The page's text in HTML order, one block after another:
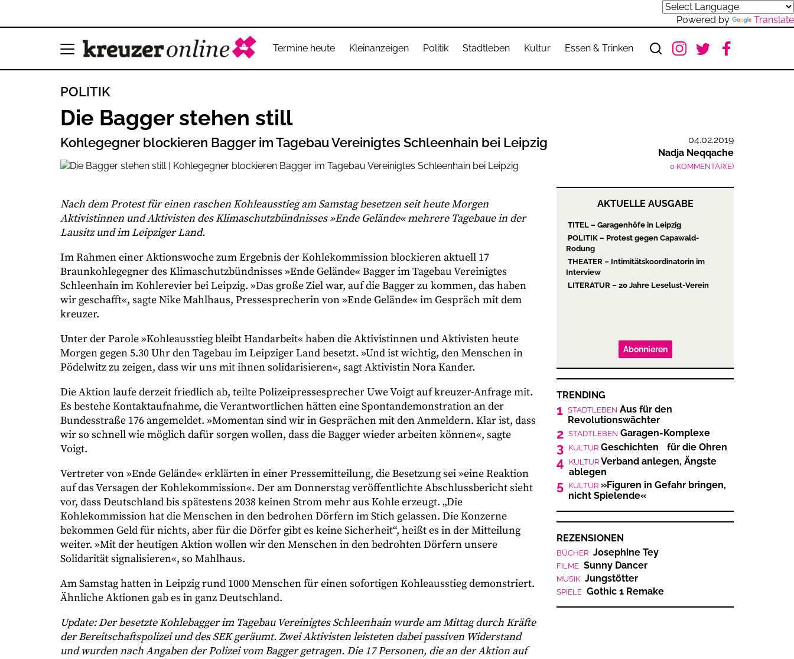
Powered by Translate
Termine heute Kleinanzeigen Politik Stadtleben Kultur Essen & Trinken
POLITIK
Die Bagger stehen still
Kohlegegner blockieren Bagger im Tagebau Vereinigtes Schleenhain bei Leipzig
04.02.2019
Nadja Neqqache
0 KOMMENTAR(E)
Nach dem Protest für einen raschen Kohleausstieg am Samstag besetzen seit heute Morgen
Aktivistinnen und Aktivisten des Klimaschutzbündnisses »Ende Gelände« mehrere Tagebaue in der
Lausitz und im Leipziger Land.
Im Rahmen einer Aktionswoche zum Ergebnis der Kohlekommission blockieren aktuell 17
Braunkohlegegner des Klimaschutzbündnisses »Ende Gelände« Bagger im Tagebau Vereinigtes
Schleenhain im Kohlerevier bei Leipzig. »Das große Ziel war, auf die Bagger zu kommen, das haben
wir geschafft«, sagte Nike Mahlhaus, Pressesprecherin von »Ende Gelände« im Gespräch mit dem
kreuzer.
Unter der Parole »Kohleausstieg bleibt Handarbeit« haben die Aktivistinnen und Aktivisten heute
Morgen gegen 5.30 Uhr den Tagebau im Leipziger Land besetzt. »Und ist wichtig, den Menschen in
Pödelwitz zu zeigen, dass wir uns mit ihnen solidarisieren«, sagt Aktivistin Nora Kander.
Die Aktion laufe derzeit friedlich ab, teilte Polizeipressesprecher Uwe Voigt auf kreuzer-Anfrage mit.
Es bestehe Kontaktaufnahme, die Verantwortlichen hätten eine Spontandemonstration an der
Bundesstraße 176 angemeldet. »Momentan sind wir in Gesprächen mit den Anmeldern. Klar ist, dass
wir so schnell wie möglich dafür sorgen wollen, dass die Bagger wieder arbeiten können«, sagte
Voigt.
Vertreter von »Ende Gelände« erklärten in einer Pressemitteilung, die Besetzung sei »eine Reaktion
auf das Versagen der Kohlekommission«. Der am Donnerstag veröffentlichte Abschlussbericht sieht
vor, dass Deutschland bis spätestens 2038 keinen Strom mehr aus Kohle erzeugt. „Die
Kohlekommission hat die Menschen in den bedrohen Dörfern im Stich gelassen. Die Konzerne
bekommen Geld für nichts, aber für die Dörfer gibt es keine Sicherheit“, heißt es in der Mitteilung
weiter. »Mit der heutigen Aktion wollen wir den Menschen in den bedrohten Dörfern unsere
Solidarität signalisieren«, so Mahlhaus.
Am Samstag hatten in Leipzig rund 1000 Menschen für einen sofortigen Kohleausstieg demonstriert.
Ähnliche Aktionen gab es in ganz Deutschland.
Update: Der besetzte Kohlebagger im Tagebau Vereinigtes Schleenhain wurde am Mittag durch Kräfte
der Bereitschaftspolizei und des SEK geräumt. Zwei Aktivisten leisteten dabei passiven Widerstand
und wurden nach Angaben der Polizei vom Bagger getragen. Die 17 Personen, die an der Aktion auf
AKTUELLE AUSGABE
TITEL – Garagenhöfe in Leipzig
POLITIK – Protest gegen Capawald-
Rodung
THEATER – Intimitätskoordinatorin im
Interview
LITERATUR – 20 Jahre Leselust-Verein
Abonnieren
TRENDING
1 STADTLEBEN Aus für den
Revolutionswächter
2 STADTLEBEN Garagen-Komplexe
3 KULTUR Geschichten für die Ohren
4 KULTUR Verband anlegen, Ängste
ablegen
5 KULTUR »Figuren in Gefahr bringen,
nicht Spielende«
REZENSIONEN
BÜCHER Josephine Tey
FILME Sunny Dancer
MUSIK Jungstötter
SPIELE Gothic 1 Remake